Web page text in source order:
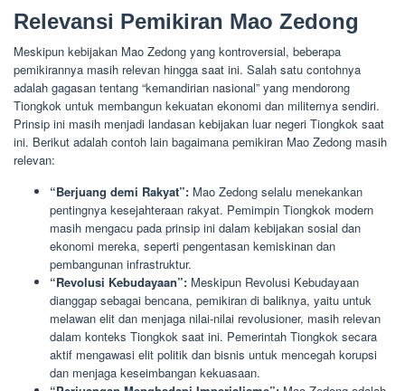
Relevansi Pemikiran Mao Zedong
Meskipun kebijakan Mao Zedong yang kontroversial, beberapa
pemikirannya masih relevan hingga saat ini. Salah satu contohnya
adalah gagasan tentang “kemandirian nasional” yang mendorong
Tiongkok untuk membangun kekuatan ekonomi dan militernya sendiri.
Prinsip ini masih menjadi landasan kebijakan luar negeri Tiongkok saat
ini. Berikut adalah contoh lain bagaimana pemikiran Mao Zedong masih
relevan:
“Berjuang demi Rakyat”: Mao Zedong selalu menekankan
pentingnya kesejahteraan rakyat. Pemimpin Tiongkok modern
masih mengacu pada prinsip ini dalam kebijakan sosial dan
ekonomi mereka, seperti pengentasan kemiskinan dan
pembangunan infrastruktur.
“Revolusi Kebudayaan”: Meskipun Revolusi Kebudayaan
dianggap sebagai bencana, pemikiran di baliknya, yaitu untuk
melawan elit dan menjaga nilai-nilai revolusioner, masih relevan
dalam konteks Tiongkok saat ini. Pemerintah Tiongkok secara
aktif mengawasi elit politik dan bisnis untuk mencegah korupsi
dan menjaga keseimbangan kekuasaan.